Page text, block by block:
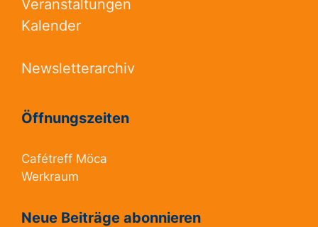
Veranstaltungen
Kalender
Newsletterarchiv
Öffnungszeiten
Cafétreff Möca
Werkraum
Neue Beiträge abonnieren